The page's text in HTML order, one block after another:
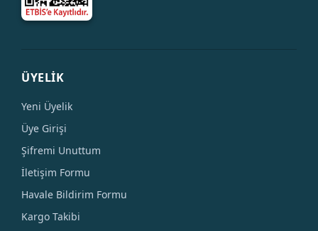
ÜYELİK
Yeni Üyelik
Üye Girişi
Şifremi Unuttum
İletişim Formu
Havale Bildirim Formu
Kargo Takibi